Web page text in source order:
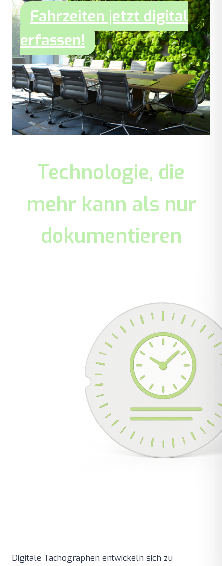
Fahrzeiten jetzt digital
erfassen!
Technologie, die
mehr kann als nur
dokumentieren
Digitale Tachographen entwickeln sich zu